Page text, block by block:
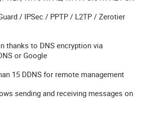
/ IPSec / PPTP / L2TP / Zerotier
thanks to DNS encryption via
or Google
15 DDNS for remote management
sending and receiving messages on